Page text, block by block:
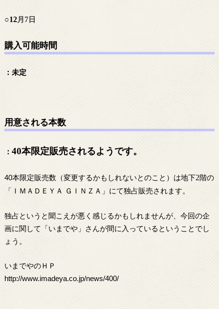
○12月 7日
購入可能時間
：未定
用意される本数
： 40本限定販売されるようです。
40本限定販売数（変更するかもしれないとのこと）は地下2階の
「ＩＭＡＤＥＹＡ ＧＩＮＺＡ」にて独占販売されます。
独占というと聞こえが悪く感じるかもしれませんが、今回の企
画に関して「いまでや」さんが間に入っているということでし
ょう。
いまでやのＨＰ
http://www.imadeya.co.jp/news/400/